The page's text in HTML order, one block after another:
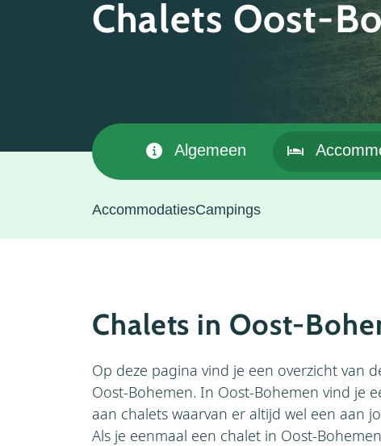
Chalets Oost-
Algemeen
AccommodatiesCampings
Chalets in Oost-
Op deze pagina vind je een overzicht van
Oost-Bohemen. In Oost-Bohemen vind je
aan chalets waarvan er altijd wel een aan
Als je eenmaal een chalet in Oost-